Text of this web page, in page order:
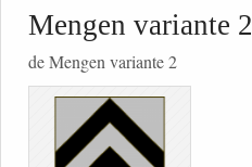
Mengen variante 2
de Mengen variante 2